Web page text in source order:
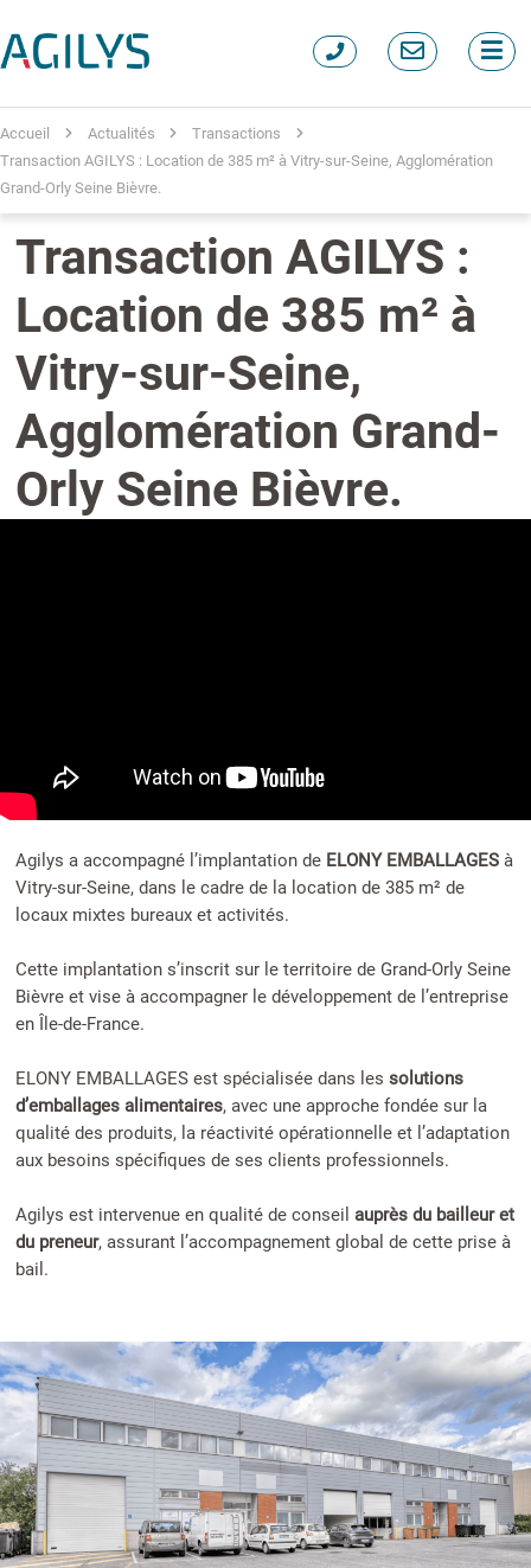
Accueil Actualités
Transactions
Transaction AGILYS : Location de 385 m² à Vitry-sur-Seine, Agglomération
Grand-Orly Seine Bièvre.
Transaction AGILYS :
Location de 385 m² à
Vitry-sur-Seine,
Agglomération Grand-
Orly Seine Bièvre.
Agilys a accompagné l’implantation de ELONY EMBALLAGESà
Vitry-sur-Seine, dans le cadre de la location de 385 m² de
locaux mixtes bureaux et activités.
Cette implantation s’inscrit sur le territoire de Grand-Orly Seine
Bièvre et vise à accompagner le développement de l’entreprise
en Île-de-France.
ELONY EMBALLAGES est spécialisée dans les solutions
d’emballages alimentaires, avec une approche fondée sur la
qualité des produits, la réactivité opérationnelle et l’adaptation
aux besoins spécifiques de ses clients professionnels.
Agilys est intervenue en qualité de conseil auprès du bailleur et
du preneur, assurant l’accompagnement global de cette prise à
bail.